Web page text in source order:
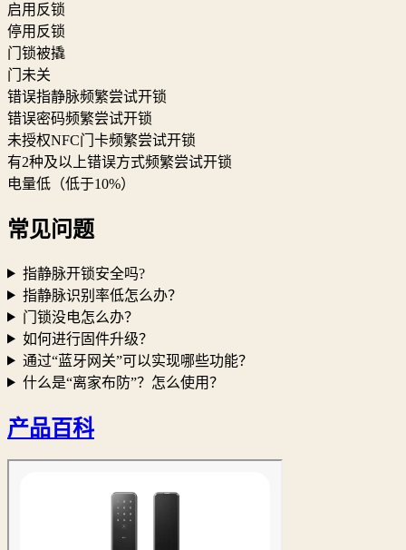
启用反锁
停用反锁
门锁被撬
门未关
错误指静脉频繁尝试开锁
错误密码频繁尝试开锁
未授权NFC门卡频繁尝试开锁
有2种及以上错误方式频繁尝试开锁
电量低（低于10%）
常见问题
指静脉开锁安全吗?
指静脉识别率低怎么办？
门锁没电怎么办？
如何进行固件升级？
通过“蓝牙网关”可以实现哪些功能？
什么是“离家布防”？怎么使用？
产品百科